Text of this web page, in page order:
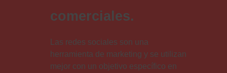
comerciales.
Las redes sociales son una
herramienta de marketing y se utilizan
mejor con un objetivo específico en